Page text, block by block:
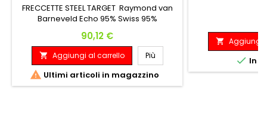
FRECCETTE STEEL TARGET Raymond van
Barneveld Echo 95% Swiss 95%
Diameter 23 gram 47 millimetres 7.00
millimetres
Prezzo
90,12 €
 Aggiungi al carrello Più
 Ultimi articoli in magazzino
 Aggiungi
 In